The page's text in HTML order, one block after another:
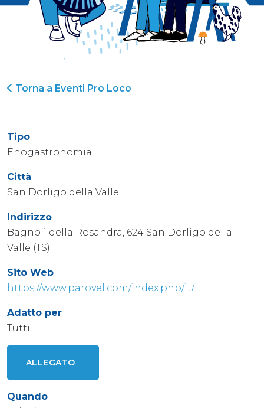
Torna a Eventi Pro Loco
Tipo
Enogastronomia
Città
San Dorligo della Valle
Indirizzo
Bagnoli della Rosandra, 624 San Dorligo della
Valle (TS)
Sito Web
https://www.parovel.com/index.php/it/
Adatto per
Tutti
ALLEGATO
Quando